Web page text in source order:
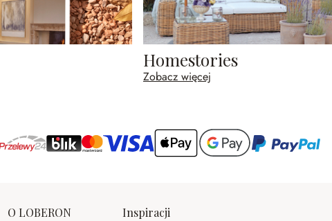
Homestories
Zobacz więcej
O LOBERON Inspiracji